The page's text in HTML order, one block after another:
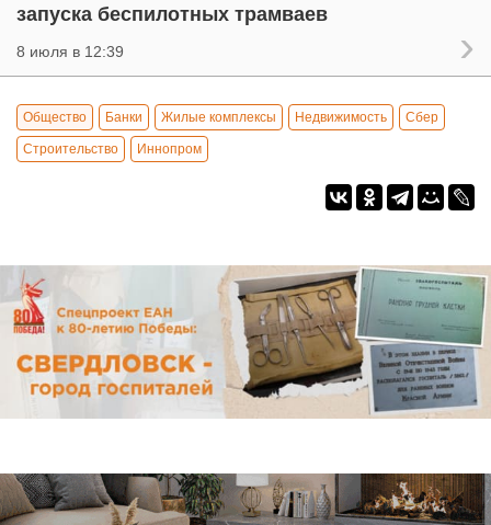
запуска беспилотных трамваев
8 июля в 12:39
Общество Банки Жилые комплексы Недвижимость Сбер
Строительство Иннопром